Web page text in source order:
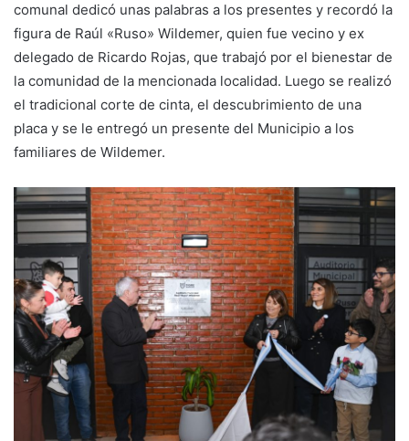
comunal dedicó unas palabras a los presentes y recordó la
figura de Raúl «Ruso» Wildemer, quien fue vecino y ex
delegado de Ricardo Rojas, que trabajó por el bienestar de
la comunidad de la mencionada localidad. Luego se realizó
el tradicional corte de cinta, el descubrimiento de una
placa y se le entregó un presente del Municipio a los
familiares de Wildemer.